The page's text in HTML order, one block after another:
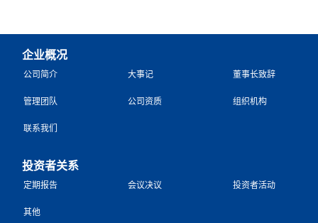
企业概况
公司简介 大事记 董事长致辞
管理团队 公司资质 组织机构
联系我们
投资者关系
定期报告 会议决议 投资者活动
其他